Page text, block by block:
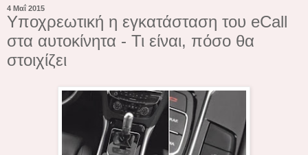
4 Μαΐ 2015
Υποχρεωτική η εγκατάσταση του eCall
στα αυτοκίνητα - Τι είναι, πόσο θα
στοιχίζει